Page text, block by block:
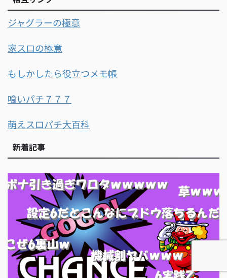
ジャグラーの極意
家スロの極意
もしかしたら役立つメモ帳
喰いパチ７７７
萌えスロパチ大百科
新着記事